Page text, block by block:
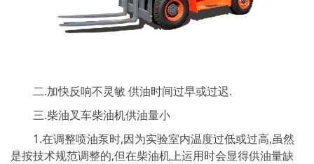
二.加快反响不灵敏 供油时间过早或过迟.
三.柴油叉车柴油机供油量小
1.在调整喷油泵时,因为实验室内温度过低或过高,虽然
是按技术规范调整的,但在柴油机上运用时会显得供油量缺